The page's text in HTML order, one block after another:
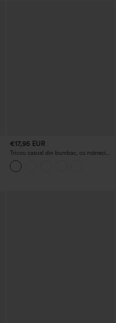
€17,95 EUR
Tricou casual din bumbac, cu mâneci
scurte și decolteu rotund